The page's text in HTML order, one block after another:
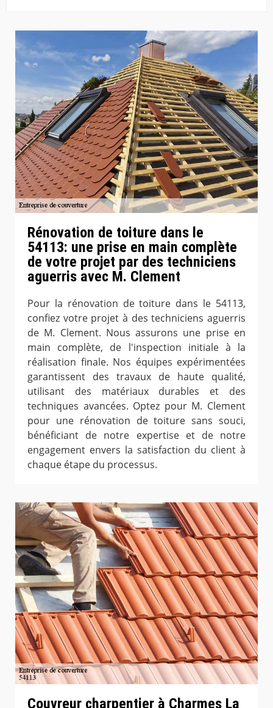
Rénovation de toiture dans le
54113: une prise en main complète
de votre projet par des techniciens
aguerris avec M. Clement
Pour la rénovation de toiture dans le 54113,
confiez votre projet à des techniciens aguerris
de M. Clement. Nous assurons une prise en
main complète, de l'inspection initiale à la
réalisation finale. Nos équipes expérimentées
garantissent des travaux de haute qualité,
utilisant des matériaux durables et des
techniques avancées. Optez pour M. Clement
pour une rénovation de toiture sans souci,
bénéficiant de notre expertise et de notre
engagement envers la satisfaction du client à
chaque étape du processus.
Couvreur charpentier à Charmes La